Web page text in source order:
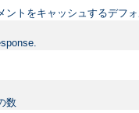
ントをキャッシュするデフ
数